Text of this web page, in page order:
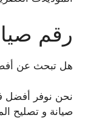
رقم
هل تبحث عن
نحن نوفر أفضل
صيانة و تصليح